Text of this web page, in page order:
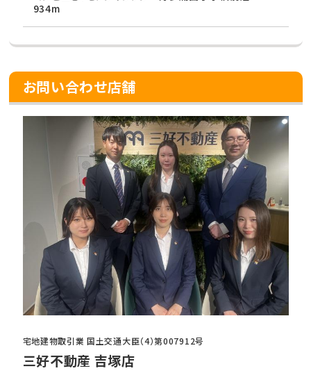
934m
お問い合わせ店舗
宅地建物取引業 国土交通大臣（4）第007912号
三好不動産 吉塚店